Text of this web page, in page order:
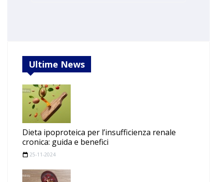
Ultime News
Dieta ipoproteica per l’insufficienza renale
cronica: guida e benefici
25-11-2024